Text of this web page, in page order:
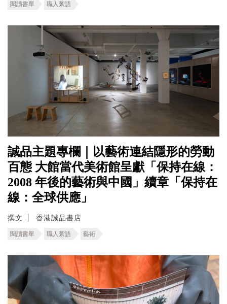
閱讀書單 職人絮語
誠品主題專欄｜以藝術連結隱形的勞動
百態 ⼤館當代美術館呈獻「保持在線：
2008 年後的藝術與中國」續章「保持在
線：全球供應」
撰文 香港誠品書店
閱讀書單 職人絮語 藝術